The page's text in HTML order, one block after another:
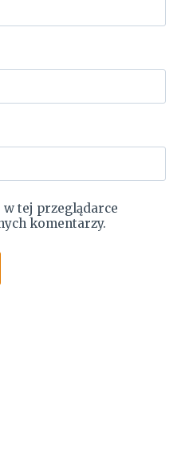
w tej przeglądarce
komentarzy.